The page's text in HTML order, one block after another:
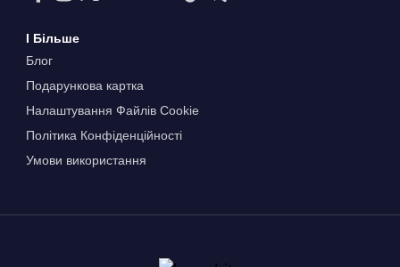
І Більше
Блог
Подарункова картка
Налаштування Файлів Сookie
Політика Конфіденційності
Умови використання